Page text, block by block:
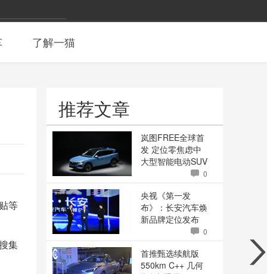
了解一猫
等
集
推荐文章
岚图FREE全球首
发 定位零焦虑中
大型智能电动SUV
0
央视《第一发
布》：长安汽车焕
新品牌定位发布
0
首推甄选续航版
550km C++ 几何